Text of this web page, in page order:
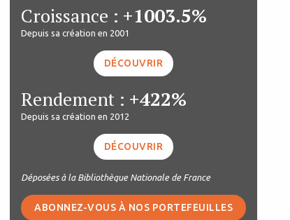
Croissance : +1003.5%
Depuis sa création en 2001
DÉCOUVRIR
Rendement : +422%
Depuis sa création en 2012
DÉCOUVRIR
Déposées à la Bibliothèque Nationale de France
ABONNEZ-VOUS À NOS PORTEFEUILLES